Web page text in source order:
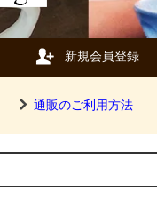
新規会員登録
通販のご利用方法